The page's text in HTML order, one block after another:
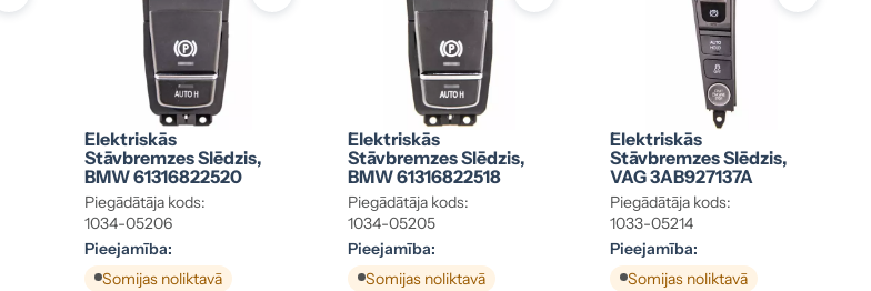
Elektriskās
Stāvbremzes Slēdzis,
BMW 61316822520
Piegādātāja kods:
1034-05206
Pieejamība:
Somijas noliktavā
Elektriskās
Stāvbremzes Slēdzis,
BMW 61316822518
Piegādātāja kods:
1034-05205
Pieejamība:
Somijas noliktavā
Elektriskās
Stāvbremzes Slēdzis,
VAG 3AB927137A
Piegādātāja kods:
1033-05214
Pieejamība:
Somijas noliktavā